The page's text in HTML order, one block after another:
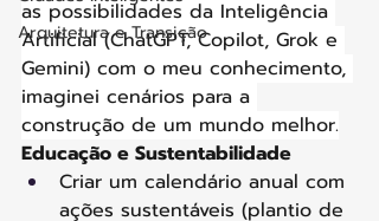
Arquitetura e Transição
as possibilidades da Inteligência
Artificial (ChatGPT, Copilot, Grok e
Gemini) com o meu conhecimento,
imaginei cenários para a
construção de um mundo melhor.
Educação e Sustentabilidade
Criar um calendário anual com
ações sustentáveis (plantio de